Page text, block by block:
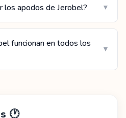
los apodos de Jerobel? ▼
funcionan en todos los
▼
🕐